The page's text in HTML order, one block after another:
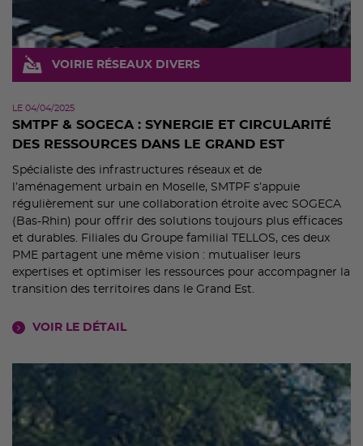
VOIRIE RÉSEAUX DIVERS
LE 04/04/2025
SMTPF & SOGECA : SYNERGIE ET CIRCULARITÉ
DES RESSOURCES DANS LE GRAND EST
Spécialiste des infrastructures réseaux et de
l’aménagement urbain en Moselle, SMTPF s’appuie
régulièrement sur une collaboration étroite avec SOGECA
(Bas-Rhin) pour offrir des solutions toujours plus efficaces
et durables. Filiales du Groupe familial TELLOS, ces deux
PME partagent une même vision : mutualiser leurs
expertises et optimiser les ressources pour accompagner la
transition des territoires dans le Grand Est.
VOIR LE DÉTAIL